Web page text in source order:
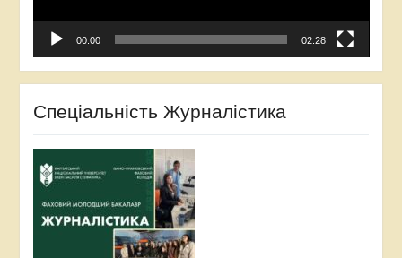
00:00 02:28
Спеціальність Журналістика